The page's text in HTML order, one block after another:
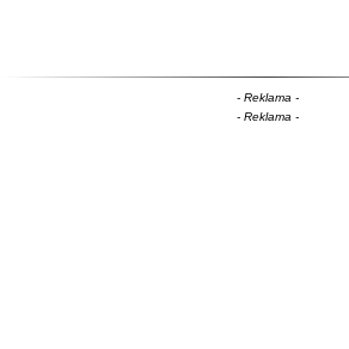
- Reklama -
- Reklama -